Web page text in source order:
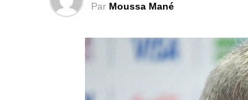
Par Moussa Mané